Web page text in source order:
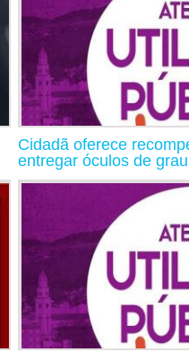
Cidadã oferece
entregar óculos de